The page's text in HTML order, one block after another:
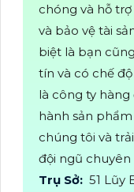
chóng và hỗ
và bảo vệ tài
biệt là bạn
tín và có chế
là công ty
hành sản
chúng tôi và
đội ngũ
Trụ Sở: 51 Lũy